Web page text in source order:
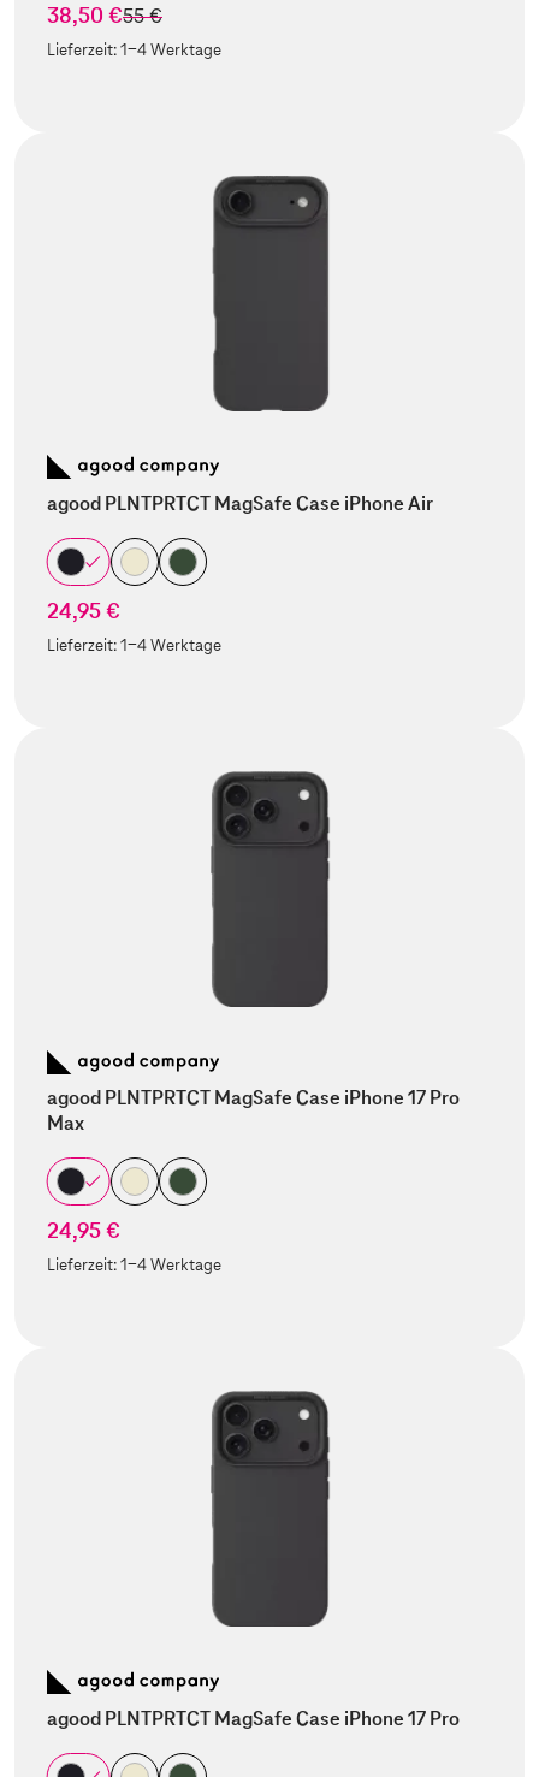
38,50 €statt
55 €
Lieferzeit:1-4 Werktage
agood PLNTPRTCT MagSafe Case iPhone Air
24,95 €
Lieferzeit:1-4 Werktage
agood PLNTPRTCT MagSafe Case iPhone 17 Pro
Max
24,95 €
Lieferzeit:1-4 Werktage
agood PLNTPRTCT MagSafe Case iPhone 17 Pro